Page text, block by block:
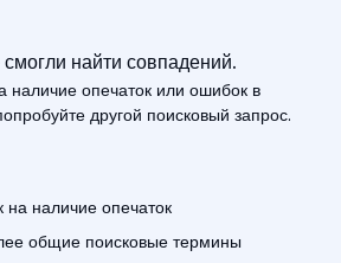
найти совпадений.
наличие опечаток или ошибок в
другой поисковый запрос.
на наличие опечаток
общие поисковые термины